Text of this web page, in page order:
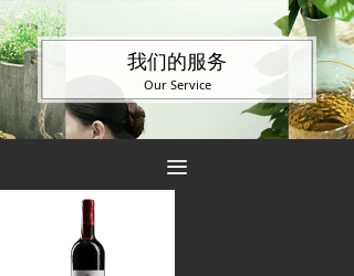
我们的服务
Our Service
끀